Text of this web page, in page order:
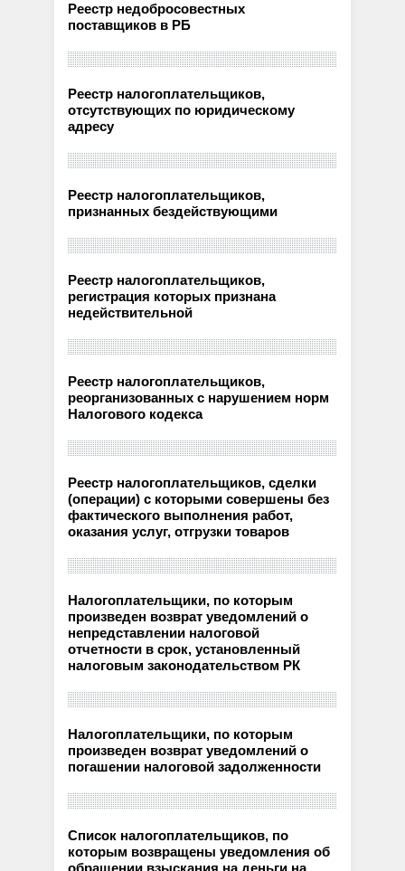
Реестр недобросовестных
поставщиков в РБ
Реестр налогоплательщиков,
отсутствующих по юридическому
адресу
Реестр налогоплательщиков,
признанных бездействующими
Реестр налогоплательщиков,
регистрация которых признана
недействительной
Реестр налогоплательщиков,
реорганизованных с нарушением норм
Налогового кодекса
Реестр налогоплательщиков, сделки
(операции) с которыми совершены без
фактического выполнения работ,
оказания услуг, отгрузки товаров
Налогоплательщики, по которым
произведен возврат уведомлений о
непредставлении налоговой
отчетности в срок, установленный
налоговым законодательством РК
Налогоплательщики, по которым
произведен возврат уведомлений о
погашении налоговой задолженности
Список налогоплательщиков, по
которым возвращены уведомления об
обращении взыскания на деньги на